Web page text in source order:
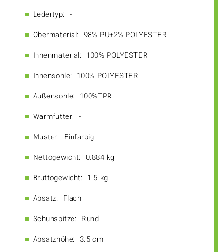
Ledertyp: -
Obermaterial: 98% PU+2% POLYESTER
Innenmaterial: 100% POLYESTER
Innensohle: 100% POLYESTER
Außensohle: 100%TPR
Warmfutter: -
Muster: Einfarbig
Nettogewicht: 0.884 kg
Bruttogewicht: 1.5 kg
Absatz: Flach
Schuhspitze: Rund
Absatzhöhe: 3.5 cm